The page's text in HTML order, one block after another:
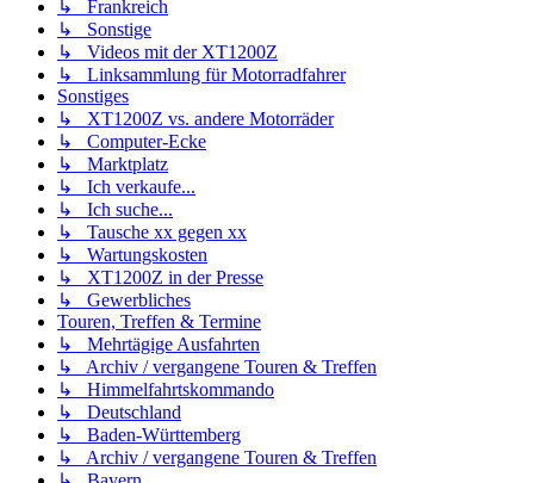
↳ Frankreich
↳ Sonstige
↳ Videos mit der XT1200Z
↳ Linksammlung für Motorradfahrer
Sonstiges
↳ XT1200Z vs. andere Motorräder
↳ Computer-Ecke
↳ Marktplatz
↳ Ich verkaufe...
↳ Ich suche...
↳ Tausche xx gegen xx
↳ Wartungskosten
↳ XT1200Z in der Presse
↳ Gewerbliches
Touren, Treffen & Termine
↳ Mehrtägige Ausfahrten
↳ Archiv / vergangene Touren & Treffen
↳ Himmelfahrtskommando
↳ Deutschland
↳ Baden-Württemberg
↳ Archiv / vergangene Touren & Treffen